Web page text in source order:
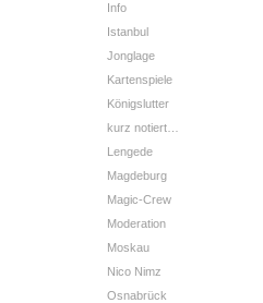
Info
Istanbul
Jonglage
Kartenspiele
Königslutter
kurz notiert…
Lengede
Magdeburg
Magic-Crew
Moderation
Moskau
Nico Nimz
Osnabrück